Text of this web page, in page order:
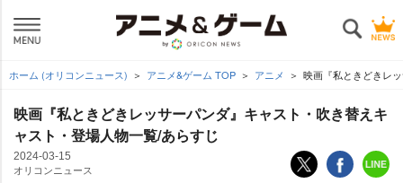
ホーム (オリコンニュース) アニメ&ゲーム TOP アニメ 映画『私ときどきレ
映画『私ときどきレッサーパンダ』キャスト・吹き替えキ
ャスト・登場人物一覧/あらすじ
2024-03-15
オリコンニュース